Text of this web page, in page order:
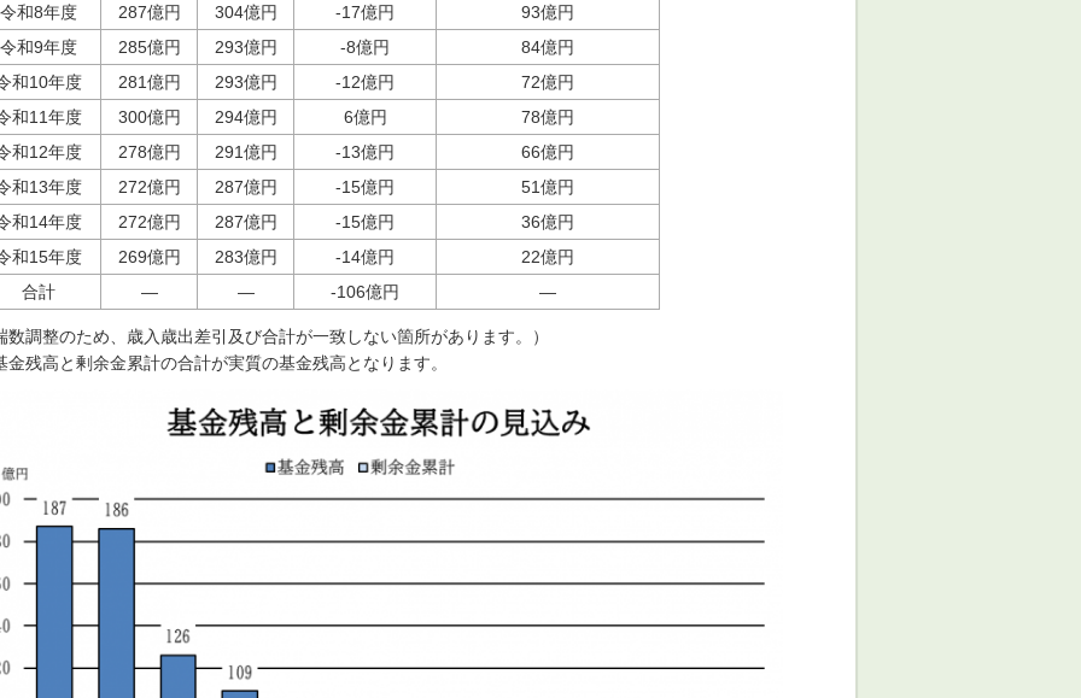
令和8年度
287億円 304億円 -17億円
93億円
令和9年度
285億円 293億円 -8億円
84億円
和10年度
281億円 293億円 -12億円
72億円
和11年度
300億円 294億円 6億円
78億円
和12年度
278億円 291億円 -13億円
66億円
和13年度
272億円 287億円 -15億円
51億円
和14年度
272億円 287億円 -15億円
36億円
和15年度
269億円 283億円 -14億円
22億円
合計
― ― -106億円 ―
数調整のため、歳入歳出差引及び合計が一致しない箇所があります。）
残高と剰余金累計の合計が実質の基金残高となります。